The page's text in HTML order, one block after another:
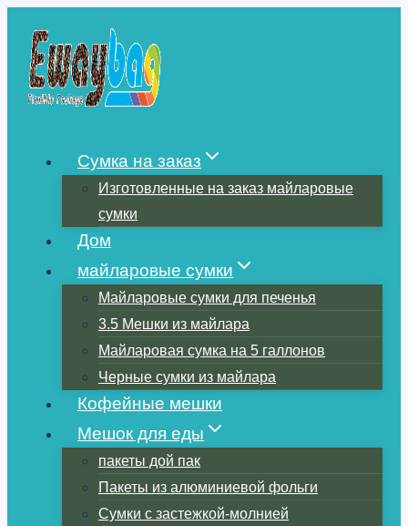
содержимому
Сумка на заказ
Изготовленные на заказ майларовые
сумки
Дом
майларовые сумки
Майларовые сумки для печенья
3.5 Мешки из майлара
Майларовая сумка на 5 галлонов
Черные сумки из майлара
Кофейные мешки
Мешок для еды
пакеты дой пак
Пакеты из алюминиевой фольги
Сумки с застежкой-молнией